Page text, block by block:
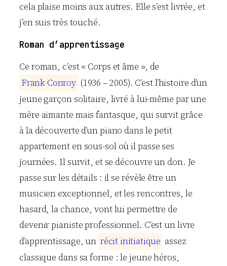
cela plaise moins aux autres. Elle s’est livrée, et
j’en suis très touché.
Roman d’apprentissage
Ce roman, c’est « Corps et âme », de
Frank Conroy (1936 – 2005). C’est l’histoire d’un
jeune garçon solitaire, livré à lui-même par une
mère aimante mais fantasque, qui survit grâce
à la découverte d’un piano dans le petit
appartement en sous-sol où il passe ses
journées. Il survit, et se découvre un don. Je
passe sur les détails : il se révèle être un
musicien exceptionnel, et les rencontres, le
hasard, la chance, vont lui permettre de
devenir pianiste professionnel. C’est un livre
d’apprentissage, un récit initiatique assez
classique dans sa forme : le jeune héros,